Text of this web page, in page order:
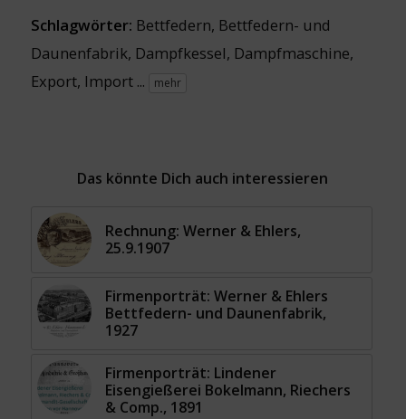
Schlagwörter: Bettfedern, Bettfedern- und
Daunenfabrik, Dampfkessel, Dampfmaschine,
Export, Import... mehr
Das könnte Dich auch interessieren
Rechnung: Werner & Ehlers,
25.9.1907
Firmenporträt: Werner & Ehlers
Bettfedern- und Daunenfabrik,
1927
Firmenporträt: Lindener
Eisengießerei Bokelmann, Riechers
& Comp., 1891